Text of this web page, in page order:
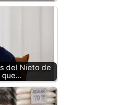
del Nieto de
que…